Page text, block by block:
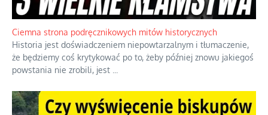
Ciemna strona podręcznikowych mitów historycznych
Historia jest doświadczeniem niepowtarzalnym i tłumaczenie,
że będziemy coś krytykować po to, żeby później znowu jakiegoś
powstania nie zrobili, jest